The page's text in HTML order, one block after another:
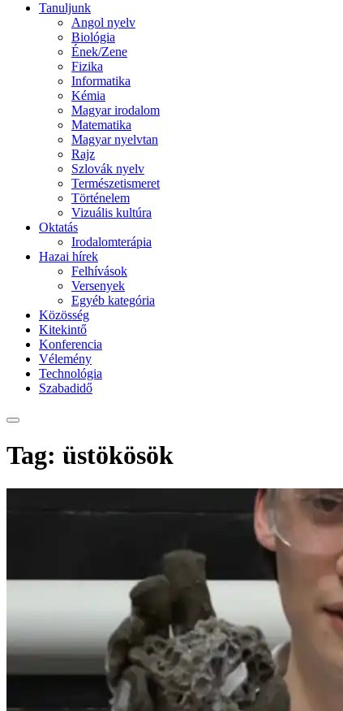
Tanuljunk
Angol nyelv
Biológia
Ének/Zene
Fizika
Informatika
Kémia
Magyar irodalom
Matematika
Magyar nyelvtan
Rajz
Szlovák nyelv
Természetismeret
Történelem
Vizuális kultúra
Oktatás
Irodalomterápia
Hazai hírek
Felhívások
Versenyek
Egyéb kategória
Közösség
Kitekintő
Konferencia
Vélemény
Technológia
Szabadidő
Tag: üstökösök